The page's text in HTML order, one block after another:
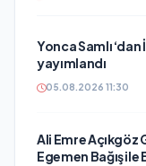
Yonca Samlı
yayımlandı
05.08.2026 11:30
Ali Emre Açıkgöz
Egemen Bağış ile